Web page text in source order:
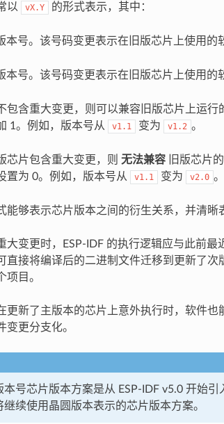
以 vX.Y 的形式表示，其中：
本号。该号码变更表示在旧版芯片上使用的
本号。该号码变更表示在旧版芯片上使用的
包含重大变更，则可以兼容旧版芯片上运
1。例如，版本号从
v1.1 变为 v1.2 。
芯片包含重大变更，则 无法兼容旧版芯片
置为 0。例如，版本号从
v1.1 变为 v2.0 。
能够表示芯片版本之间的衍生关系，并清晰
大变更时，ESP-IDF 的执行逻辑应与此前
直接将编译后的二进制文件迁移到更新了次
项目。
更新了主版本的芯片上意外执行时，软件
变更分支化。
本号芯片版本方案是从 ESP-IDF v5.0 开始引
继续使用晶圆版本表示的芯片版本方案。